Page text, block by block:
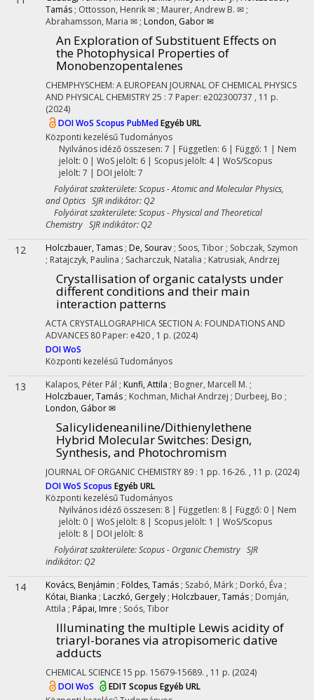
Tamás ; Ottosson, Henrik ✉ ; Maurer, Andrew B. ✉ ;
Abrahamsson, Maria ✉ ; London, Gabor ✉
An Exploration of Substituent Effects on
the Photophysical Properties of
Monobenzopentalenes
CHEMPHYSCHEM: A EUROPEAN JOURNAL OF CHEMICAL PHYSICS
AND PHYSICAL CHEMISTRY25 : 7 Paper: e202300737 , 11 p.
(2024)
DOIWoS Scopus PubMedEgyéb URL
Központi kezelésűTudományos
Nyilvános idéző összesen: 7 | Független: 6 | Függő: 1 | Nem
jelölt: 0 | WoS jelölt: 6 | Scopus jelölt: 4 | WoS/Scopus
jelölt: 7 | DOI jelölt: 7
Folyóirat szakterülete: Scopus - Atomic and Molecular Physics,
and Optics SJR indikátor: Q2
Folyóirat szakterülete: Scopus - Physical and Theoretical
Chemistry SJR indikátor: Q2
12 Holczbauer, Tamas ; De, Sourav ; Soos, Tibor ; Sobczak, Szymon
; Ratajczyk, Paulina ; Sacharczuk, Natalia ; Katrusiak, Andrzej
Crystallisation of organic catalysts under
different conditions and their main
interaction patterns
ACTA CRYSTALLOGRAPHICA SECTION A: FOUNDATIONS AND
ADVANCES 80 Paper: e420 , 1 p. (2024)
DOIWoS
Központi kezelésűTudományos
13 Kalapos, Péter Pál ; Kunfi, Attila ; Bogner, Marcell M. ;
Holczbauer, Tamás ; Kochman, Michał Andrzej ; Durbeej, Bo ;
London, Gábor ✉
Salicylideneaniline/Dithienylethene
Hybrid Molecular Switches: Design,
Synthesis, and Photochromism
JOURNAL OF ORGANIC CHEMISTRY 89 : 1 pp. 16-26. , 11 p. (2024)
DOIWoS Scopus Egyéb URL
Központi kezelésűTudományos
Nyilvános idéző összesen: 8| Független: 8 | Függő: 0 | Nem
jelölt: 0 | WoS jelölt: 8 | Scopus jelölt: 1 | WoS/Scopus
jelölt: 8 | DOI jelölt: 8
Folyóirat szakterülete: Scopus - Organic Chemistry SJR
indikátor: Q2
14 Kovács, Benjámin ; Földes, Tamás ; Szabó, Márk ; Dorkó, Éva ;
Kótai, Bianka ; Laczkó, Gergely ; Holczbauer, Tamás ; Domján,
Attila ; Pápai, Imre ; Soós, Tibor
Illuminating the multiple Lewis acidity of
triaryl-boranes via atropisomeric dative
adducts
CHEMICAL SCIENCE 15 pp. 15679-15689. , 11 p. (2024)
DOIWoS EDIT Scopus Egyéb URL